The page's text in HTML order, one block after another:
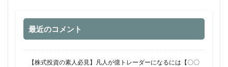
最近のコメント
【株式投資の素人必見】凡人が億トレーダーになるには【〇〇